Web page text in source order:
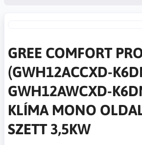
GREE COMFORT
(GWH12ACCXD-
GWH12AWCXD-
KLÍMA MONO
SZETT 3,5KW